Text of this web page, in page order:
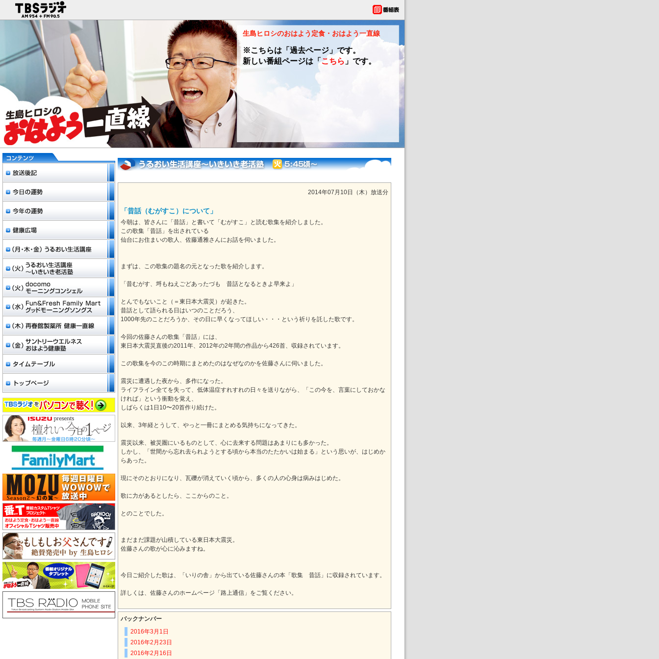
生島ヒロシのおはよう定食・おはよう一直線
※こちらは「過去ページ」です。
新しい番組ページは「こちら 」です。
2014年07月10日（木）放送分
「昔話（むがすこ）について」
今朝は、皆さんに「昔話」と書いて「むがすこ」と読む歌集を紹介しました。
この歌集「昔話」を出されている
仙台にお住まいの歌人、佐藤通雅さんにお話を伺いました。
まずは、この歌集の題名の元となった歌を紹介します。
「昔むがす、埒もねえごどあったづも 昔話となるときよ早来よ」
とんでもないこと（＝東日本大震災）が起きた。
昔話として語られる日はいつのことだろう、
1000年先のことだろうか、その日に早くなってほしい・・・という祈りを託した歌です。
今回の佐藤さんの歌集「昔話」には、
東日本大震災直後の2011年、2012年の2年間の作品から426首、収録されています。
この歌集を今のこの時期にまとめたのはなぜなのかを佐藤さんに伺いました。
震災に遭遇した夜から、多作になった。
ライフライン全てを失って、低体温症すれすれの日々を送りながら、「この今を、言葉にしておかな
ければ」という衝動を覚え、
しばらくは1日10〜20首作り続けた。
以来、3年経とうして、やっと一冊にまとめる気持ちになってきた。
震災以来、被災圏にいるものとして、心に去来する問題はあまりにも多かった。
しかし、「世間から忘れ去られようとする頃から本当のたたかいは始まる」という思いが、はじめか
らあった。
現にそのとおりになり、瓦礫が消えていく頃から、多くの人の心身は病みはじめた。
歌に力があるとしたら、ここからのこと。
とのことでした。
まだまだ課題が山積している東日本大震災。
佐藤さんの歌が心に沁みますね。
今日ご紹介した歌は、「いりの舎」から出ている佐藤さんの本「歌集 昔話」に収録されています。
詳しくは、佐藤さんのホームページ「路上通信」をご覧ください。
バックナンバー
2016年3月1日
2016年2月23日
2016年2月16日